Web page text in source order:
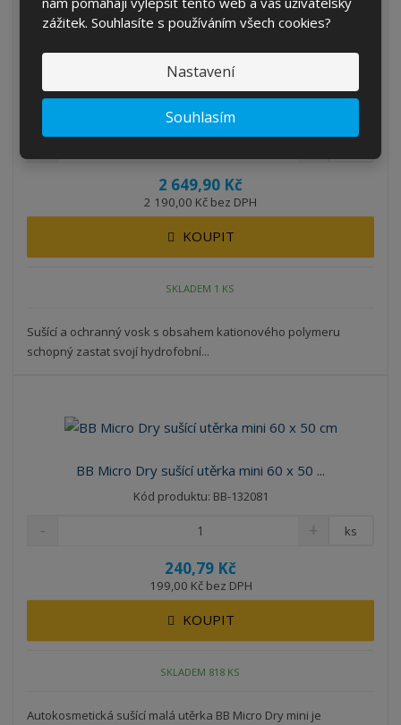
zážitek. Souhlasíte s používáním všech cookies?
Nastavení
Souhlasím
Kód produktu: BB-134450
2 649,90 Kč
2 190,00 Kč bez DPH
KOUPIT
SKLADEM 1 KS
Sušící a ochranný vosk s obsahem kationového polymeru
schopný zastat svojí hydrofobní...
BB Micro Dry sušící utěrka mini 60 x 50 ...
Kód produktu: BB-132081
240,79 Kč
199,00 Kč bez DPH
ks
KOUPIT
SKLADEM 818 KS
Autokosmetická sušící malá utěrka BB Micro Dry mini je